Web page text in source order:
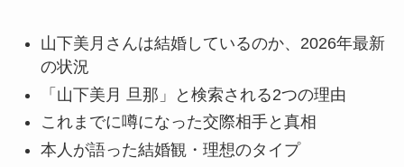
山下美月さんは結婚しているのか、2026年最新
の状況
「山下美月 旦那」と検索される2つの理由
これまでに噂になった交際相手と真相
本人が語った結婚観・理想のタイプ